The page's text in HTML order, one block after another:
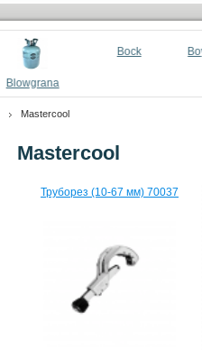
Blowgrana
Bock
Mastercool
Mastercool
Труборез (10-67 мм) 70037